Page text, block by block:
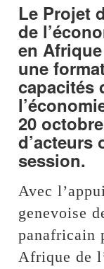
Le Projet
de
en
une
capacités
20
d’acteurs
session.
Avec
genevoise
panafricain
Afrique de